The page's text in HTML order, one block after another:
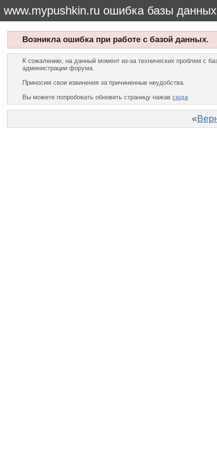
www.mypushkin.ru ошибка базы данных
Возникла ошибка при работе с базой данных.
К сожалению, на данный момент из-за технических проблем с
администрации форума.
Приносим свои извинения за причиненные неудобства.
Вы можете попробовать обновить страницу нажав сюда
«